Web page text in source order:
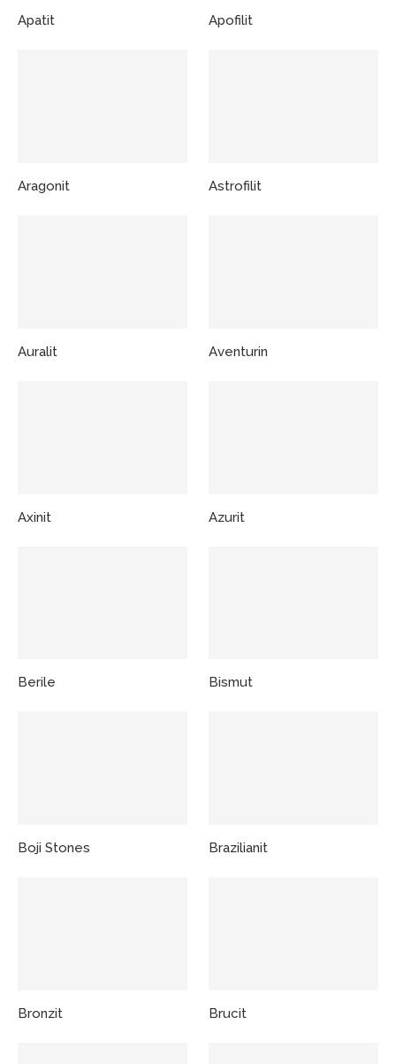
Apatit Apofilit
Aragonit Astrofilit
Auralit Aventurin
Axinit Azurit
Berile Bismut
Boji Stones Brazilianit
Bronzit Brucit